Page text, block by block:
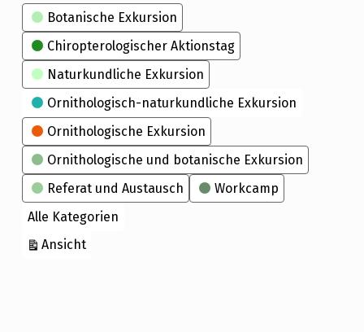
Kategorien
Botanische Exkursion
Chiropterologischer Aktionstag
Naturkundliche Exkursion
Ornithologisch-naturkundliche Exkursion
Ornithologische Exkursion
Ornithologische und botanische Exkursion
Referat und Austausch
Workcamp
Alle Kategorien
Ansichtausdrucken